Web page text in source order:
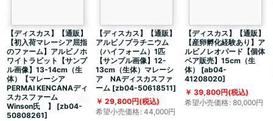
【ディスカス】【通販】
【初入荷マレーシア屈指
のファーム】アルビノホ
ワイトラビット【サンプ
ル画像】13-14cm（生
体）【マレーシア
PERMAI KENCANAディ
スカスファーム
Winson氏 】
[zb04-
50808261]
【ディスカス】【通販】
アルビノプラチニウム
（ハイフォーム）1匹
【サンプル画像】12-
13cm（生体）マレーシ
ア NAディスカスファ
ーム [zb04-50618511]
29,800円(税込)
希望小売価格: 44,000円
【ディスカス】【通販】
【産卵孵化経験あり】ア
ルビノレオパード【個体
ペア販売】15cm（生
体）
[ab04-
41208020]
39,800円(税込)
希望小売価格: 80,000円